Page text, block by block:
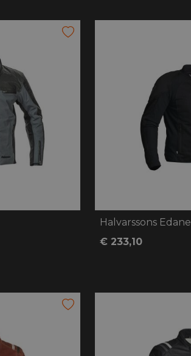
Halvarssons Edane
€ 233,10